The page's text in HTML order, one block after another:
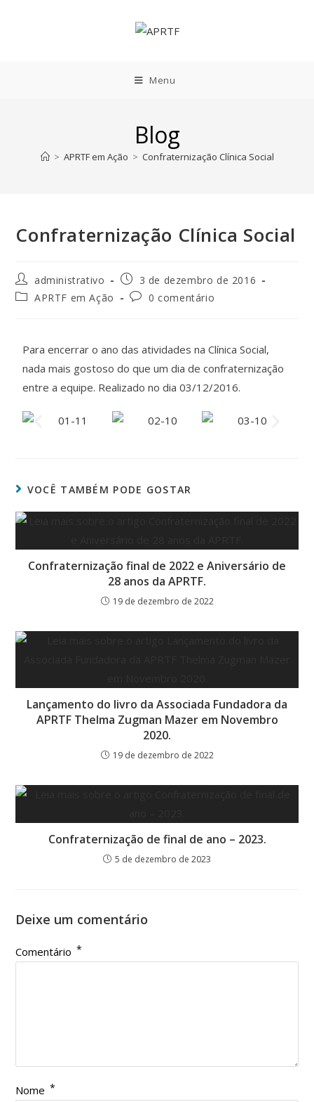
Menu
Blog
> APRTF em Ação > Confraternização Clínica Social
Confraternização Clínica Social
administrativo
3 de dezembro de 2016
APRTF em Ação
0 comentário
Para encerrar o ano das atividades na Clínica Social,
nada mais gostoso do que um dia de confraternização
entre a equipe. Realizado no dia 03/12/2016.
VOCÊ TAMBÉM PODE GOSTAR
Confraternização final de 2022 e Aniversário de
28 anos da APRTF.
19 de dezembro de 2022
Lançamento do livro da Associada Fundadora da
APRTF Thelma Zugman Mazer em Novembro
2020.
19 de dezembro de 2022
Confraternização de final de ano – 2023.
5 de dezembro de 2023
Deixe um comentário
Comentário *
Nome *